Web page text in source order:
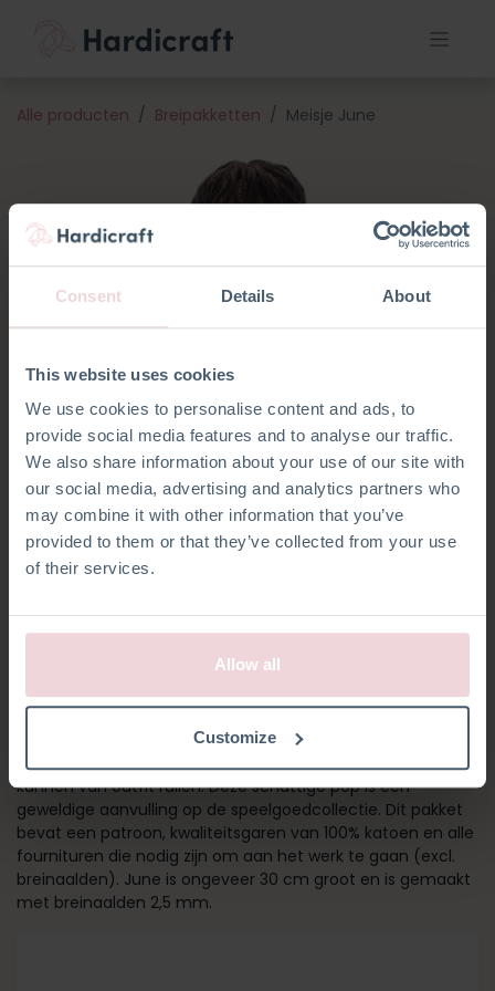
Consent Details About
This website uses cookies
We use cookies to personalise content and ads, to
provide social media features and to analyse our traffic.
We also share information about your use of our site with
our social media, advertising and analytics partners who
may combine it with other information that you’ve
provided to them or that they’ve collected from your use
of their services.
Allow all
Customize
Alle producten Breipakketten Meisje June
MEISJE JUNE
Dit is June! June, April en May zijn de beste vriendinnen en
kunnen van outfit ruilen. Deze schattige pop is een
geweldige aanvulling op de speelgoedcollectie. Dit pakket
bevat een patroon, kwaliteitsgaren van 100% katoen en alle
fournituren die nodig zijn om aan het werk te gaan (excl.
breinaalden). June is ongeveer 30 cm groot en is gemaakt
met breinaalden 2,5 mm.